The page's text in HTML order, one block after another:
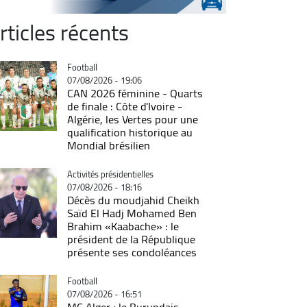
récents
Catégorie
Football
07/08/2026 - 19:06
CAN 2026 féminine - Quarts
de finale : Côte d'Ivoire -
Algérie, les Vertes pour une
qualification historique au
Mondial brésilien
Catégorie
Activités présidentielles
07/08/2026 - 18:16
Décès du moudjahid Cheikh
Saïd El Hadj Mohamed Ben
Brahim «Kaabache» : le
président de la République
présente ses condoléances
Catégorie
Football
07/08/2026 - 16:51